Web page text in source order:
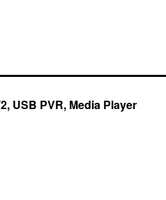
USB PVR, Media Player